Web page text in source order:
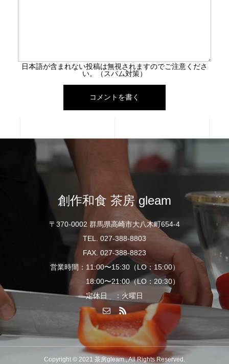
日本語が含まれない投稿は無視されますのでご注意くださ
い。（スパム対策）
創作和食 茶房 gleam
〒370-0002 群馬県高崎市大八木町654-4
TEL. 027-388-8803
FAX. 027-388-8823
営業時間：11:00〜15:30（LO：15:00）
18:00〜21:00（LO：20:30）
定休日 ：火曜日
Copyright © 2021 茶房gleam., All Rights Reserved.